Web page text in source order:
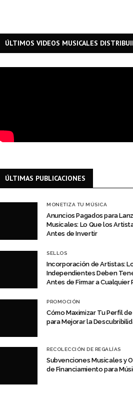
ÚLTIMOS VIDEOS MUSICALES
ÚLTIMAS PUBLICACIONES
MONETIZA TU MÚSICA
Anuncios Pagados para
Musicales: Lo Que los
Antes de Invertir
SELLOS
Incorporación de Artistas:
Independientes Deben
Antes de Firmar a Cualquier
PROMOCIÓN
Cómo Maximizar Tu Perfil
para Mejorar la
RECOLECCIÓN DE REGALÍAS
Subvenciones Musicales y
de Financiamiento para